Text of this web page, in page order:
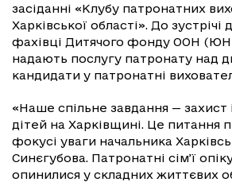
засіданні «Клубу патронатних
Харківської області». До зустрічі
фахівці Дитячого фонду ООН
надають послугу патронату над
кандидати у патронатні
«Наше спільне завдання — захист
дітей на Харківщині. Це питання
фокусі уваги начальника
Синєгубова. Патронатні сім’ї
опинилися у складних життєвих